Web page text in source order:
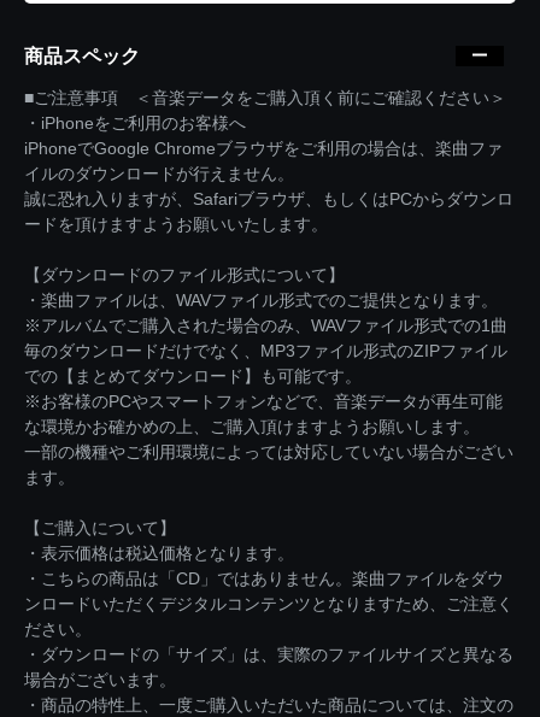
商品スペック
■ご注意事項 ＜音楽データをご購入頂く前にご確認ください＞
・iPhoneをご利用のお客様へ
iPhoneでGoogle Chromeブラウザをご利用の場合は、楽曲ファ
イルのダウンロードが行えません。
誠に恐れ入りますが、Safariブラウザ、もしくはPCからダウンロ
ードを頂けますようお願いいたします。
【ダウンロードのファイル形式について】
・楽曲ファイルは、WAVファイル形式でのご提供となります。
※アルバムでご購入された場合のみ、WAVファイル形式での1曲
毎のダウンロードだけでなく、MP3ファイル形式のZIPファイル
での【まとめてダウンロード】も可能です。
※お客様のPCやスマートフォンなどで、音楽データが再生可能
な環境かお確かめの上、ご購入頂けますようお願いします。
一部の機種やご利用環境によっては対応していない場合がござい
ます。
【ご購入について】
・表示価格は税込価格となります。
・こちらの商品は「CD」ではありません。楽曲ファイルをダウ
ンロードいただくデジタルコンテンツとなりますため、ご注意く
ださい。
・ダウンロードの「サイズ」は、実際のファイルサイズと異なる
場合がございます。
・商品の特性上、一度ご購入いただいた商品については、注文の